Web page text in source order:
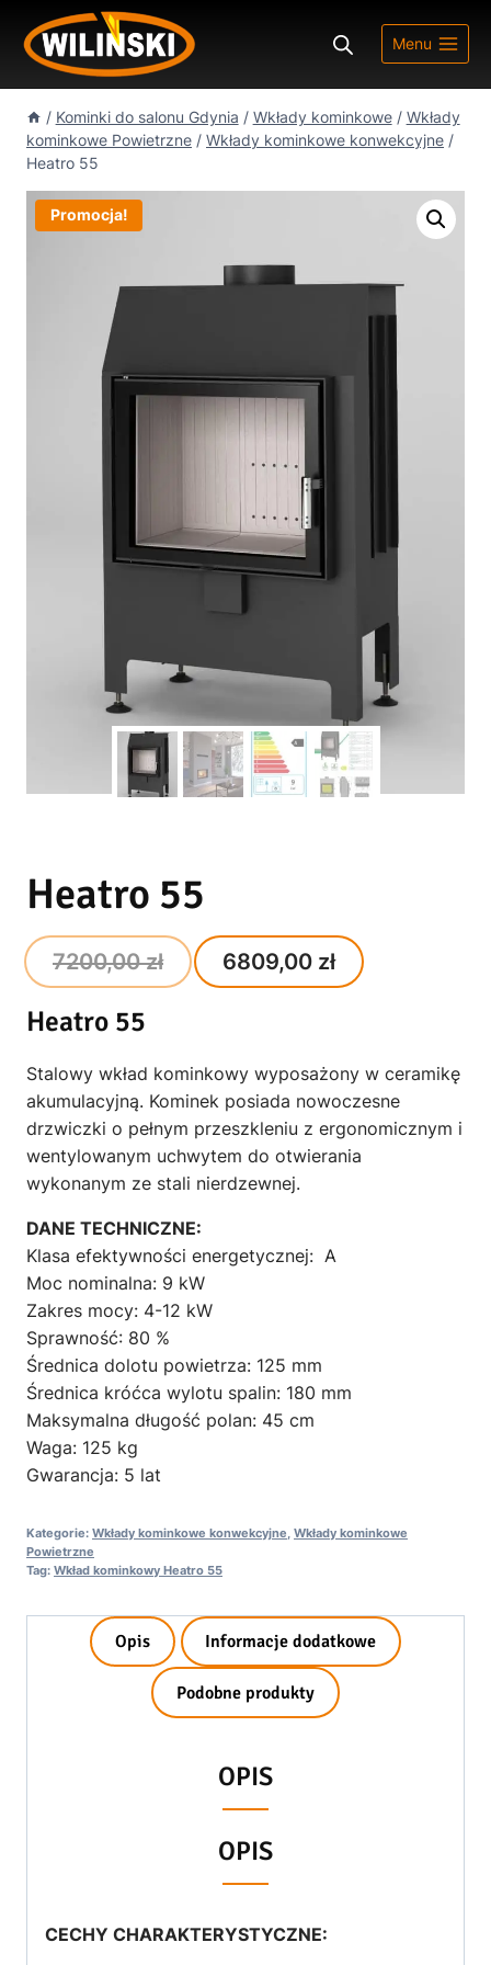
Przejdź
treści
Menu
/ Kominki do salonu Gdynia / Wkłady kominkowe / Wkłady
kominkowe Powietrzne / Wkłady kominkowe konwekcyjne /
Heatro 55
Promocja!
Heatro 55
7200,00zł
Original
price
7200,00 zł.
6809,00 zł
Current
6809,00 zł.
Heatro 55
Stalowy wkład kominkowy wyposażony w ceramikę
akumulacyjną. Kominek posiada nowoczesne
drzwiczki o pełnym przeszkleniu z ergonomicznym i
wentylowanym uchwytem do otwierania
wykonanym ze stali nierdzewnej.
DANE TECHNICZNE:
Klasa efektywności energetycznej: A
Moc nominalna: 9 kW
Zakres mocy: 4-12 kW
Sprawność: 80 %
Średnica dolotu powietrza: 125 mm
Średnica króćca wylotu spalin: 180 mm
Maksymalna długość polan: 45 cm
Waga: 125 kg
Gwarancja: 5 lat
Kategorie: Wkłady kominkowe konwekcyjne Wkłady kominkowe
Powietrzne
Tag: Wkład kominkowy Heatro 55
Opis Informacje dodatkowe
Podobne produkty
OPIS
OPIS
CECHY CHARAKTERYSTYCZNE: